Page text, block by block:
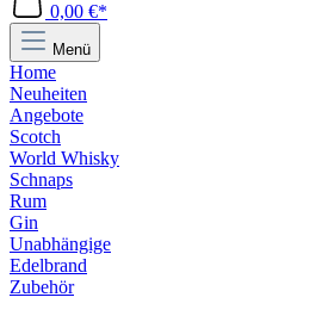
0,00 €*
Menü
Home
Neuheiten
Angebote
Scotch
World Whisky
Schnaps
Rum
Gin
Unabhängige
Edelbrand
Zubehör